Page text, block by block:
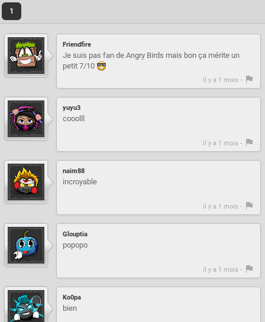
1
Friendfire
Je suis pas fan de Angry Birds mais bon ça mérite un
petit 7/10
il y a 1 mois -
yuyu3
cooolll
il y a 1 mois -
naim88
incroyable
il y a 1 mois -
Glouptia
popopo
il y a 1 mois -
Ko0pa
bien